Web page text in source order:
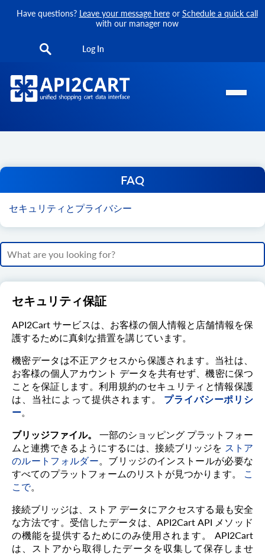
Have questions? Leave your message hereor Schedule a quick call
with our manager now
Log In
FAQ
セキュリティとプライバシー
セキュリティ保証
API2Cart サービスは、お客様の個人情報と店舗情報を保
護するために真剣な措置を講じています。
機密データは不正アクセスから保護されます。当社は、
お客様の個人アカウント データを共有せず、機密に保つ
ことを保証します。利用規約のセキュリティと情報保護
は、当社によって提供されます。 プライバシーポリシ
ー。
ブリッジファイル。
一部のショッピング プラットフォー
ムと連携できるようにするには、接続ブリッジを ストア
のルートフォルダー。ブリッジのインストールが必要な
すべてのプラットフォームのリストが見つかります。
こ
こで。
接続ブリッジは、ストア データにアクセスする最も安全
な方法です。受信したデータは、API2Cart API メソッド
の機能を提供するためにのみ使用されます。 API2Cart
は、ストアから取得したデータを収集して保存しませ